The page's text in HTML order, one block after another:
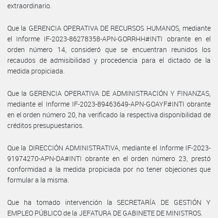
extraordinario.
Que la GERENCIA OPERATIVA DE RECURSOS HUMANOS, mediante
el Informe IF-2023-86278358-APN-GORRHH#INTI obrante en el
orden número 14, consideró que se encuentran reunidos los
recaudos de admisibilidad y procedencia para el dictado de la
medida propiciada.
Que la GERENCIA OPERATIVA DE ADMINISTRACIÓN Y FINANZAS,
mediante el Informe IF-2023-89463649-APN-GOAYF#INTI obrante
en el orden número 20, ha verificado la respectiva disponibilidad de
créditos presupuestarios.
Que la DIRECCIÓN ADMINISTRATIVA, mediante el Informe IF-2023-
91974270-APN-DA#INTI obrante en el orden número 23, prestó
conformidad a la medida propiciada por no tener objeciones que
formular a la misma.
Que ha tomado intervención la SECRETARÍA DE GESTIÓN Y
EMPLEO PÚBLICO de la JEFATURA DE GABINETE DE MINISTROS.